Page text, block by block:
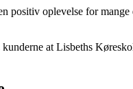
positiv oplevelse for
at Lisbeths